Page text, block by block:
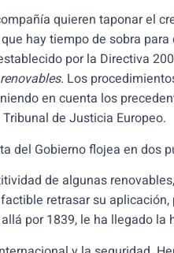
quieren taponar el
hay tiempo de sobra
por la Directiva
. Los
en cuenta los
de Justicia Europeo.
del Gobierno flojea en dos
de algunas
retrasar su
allá por 1839, le ha llegado la